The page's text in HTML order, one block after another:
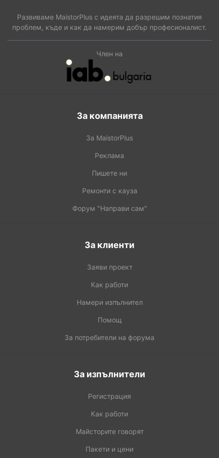
Развиваме MaistorPlus с идеята да разрешим познатия
проблем, къде и как да намерим добър професионалист.
Член на
За компанията
За MaistorPlus
Реклама
Пишете ни
Ремонти с кауза
Форум "Направи сам"
За клиенти
Заяви проект
Как работи
Намери изпълнител
Помощ
За потребители на форума
За изпълнители
Регистрация
Как работи
Майсторите говорят
Пакети и цени